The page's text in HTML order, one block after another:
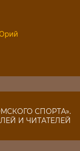
СПОРТА».
И ЧИТАТЕЛЕЙ